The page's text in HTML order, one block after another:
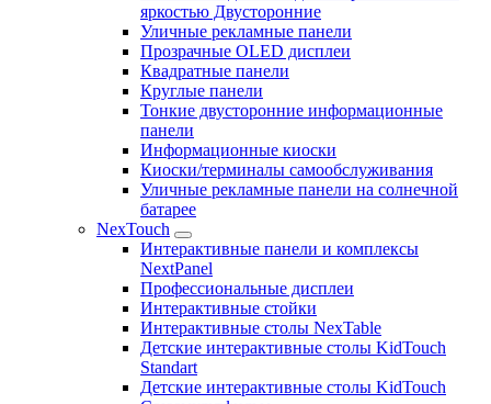
яркостью Двусторонние
Уличные рекламные панели
Прозрачные OLED дисплеи
Квадратные панели
Круглые панели
Тонкие двусторонние информационные
панели
Информационные киоски
Киоски/терминалы самообслуживания
Уличные рекламные панели на солнечной
батарее
NexTouch
Интерактивные панели и комплексы
NextPanel
Профессиональные дисплеи
Интерактивные стойки
Интерактивные столы NexTable
Детские интерактивные столы KidTouch
Standart
Детские интерактивные столы KidTouch